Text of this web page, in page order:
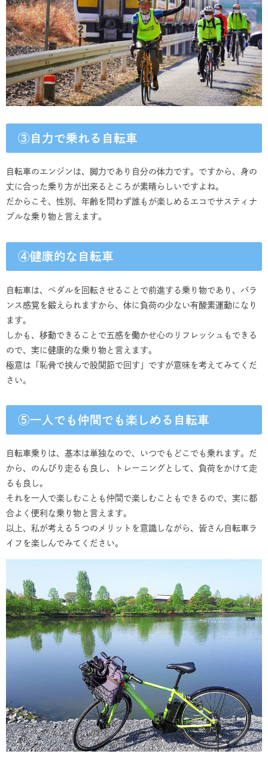
③自力で乗れる自転車
自転車のエンジンは、脚力であり自分の体力です。ですから、身の
丈に合った乗り方が出来るところが素晴らしいですよね。
だからこそ、性別、年齢を問わず誰もが楽しめるエコでサスティナ
ブルな乗り物と言えます。
④健康的な自転車
自転車は、ペダルを回転させることで前進する乗り物であり、バラ
ンス感覚を鍛えられますから、体に負荷の少ない有酸素運動になり
ます。
しかも、移動できることで五感を働かせ心のリフレッシュもできる
ので、実に健康的な乗り物と言えます。
極意は「恥骨で挟んで股関節で回す」ですが意味を考えてみてくだ
さい。
⑤一人でも仲間でも楽しめる自転車
自転車乗りは、基本は単独なので、いつでもどこでも乗れます。だ
から、のんびり走るも良し、トレーニングとして、負荷をかけて走
るも良し。
それを一人で楽しむことも仲間で楽しむこともできるので、実に都
合よく便利な乗り物と言えます。
以上、私が考える５つのメリットを意識しながら、皆さん自転車ラ
イフを楽しんでみてください。